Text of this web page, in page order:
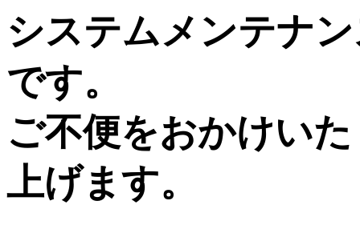
システムメンテナ
です。
ご不便をおかけい
上げます。